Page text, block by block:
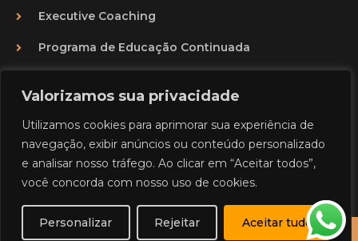
Valorizamos sua privacidade
Utilizamos cookies para aprimorar sua experiência de
navegação, exibir anúncios ou conteúdo personalizado
e analisar nosso tráfego. Ao clicar em “Aceitar todos”,
você concorda com nosso uso de cookies.
Personalizar Rejeitar Aceitar tudo
Executive Coaching
Programa de Educação Continuada
CONTATO
Seg. a Sex 8:00am as 6:00pm
contato@crescergroup.com
+55 (11) 98164-0403
© Copyright 2025 - Marcia Vespa | Desenvolvido Por